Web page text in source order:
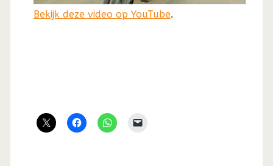
Bekijk deze video op YouTube.